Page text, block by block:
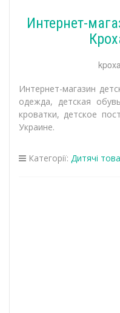
Интернет-
Интернет-магазин
одежда, детская
кроватки, детское
Украине.
Категорії: Дитячі